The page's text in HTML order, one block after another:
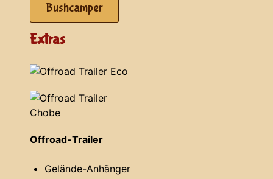
Bushcamper
Extras
Offroad-Trailer
Gelände-Anhänger